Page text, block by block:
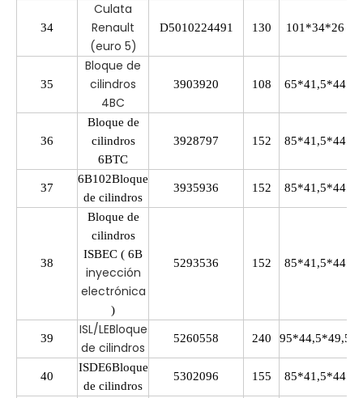
34
Culata
Renault
(euro 5)
D5010224491 130 101*34*26
35
Bloque de
cilindros
4BC
3903920 108 65*41,5*44
36
Bloque de
cilindros
6BTC
3928797 152 85*41,5*44
37
6B102Bloque
de cilindros
3935936 152 85*41,5*44
38
Bloque de
cilindros
ISBEC ( 6B
inyección
electrónica
)
5293536 152 85*41,5*44
39
ISL/LEBloque
de cilindros
5260558 240 95*44,5*49,5
40
ISDE6Bloque
de cilindros
5302096 155 85*41,5*44